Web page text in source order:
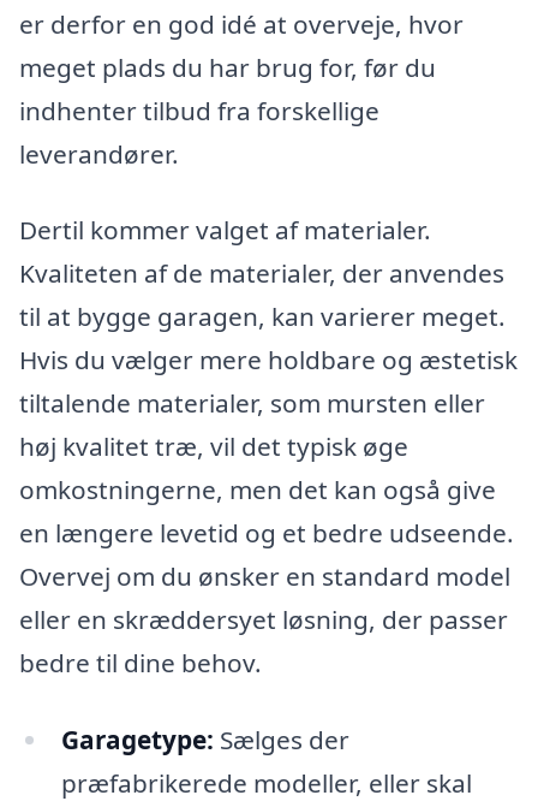
er derfor en god idé at overveje, hvor
meget plads du har brug for, før du
indhenter tilbud fra forskellige
leverandører.
Dertil kommer valget af materialer.
Kvaliteten af de materialer, der anvendes
til at bygge garagen, kan varierer meget.
Hvis du vælger mere holdbare og æstetisk
tiltalende materialer, som mursten eller
høj kvalitet træ, vil det typisk øge
omkostningerne, men det kan også give
en længere levetid og et bedre udseende.
Overvej om du ønsker en standard model
eller en skræddersyet løsning, der passer
bedre til dine behov.
Garagetype: Sælges der
præfabrikerede modeller, eller skal